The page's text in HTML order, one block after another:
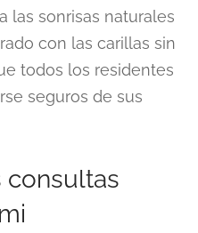
las sonrisas naturales
con las carillas sin
todos los residentes
seguros de sus
consultas